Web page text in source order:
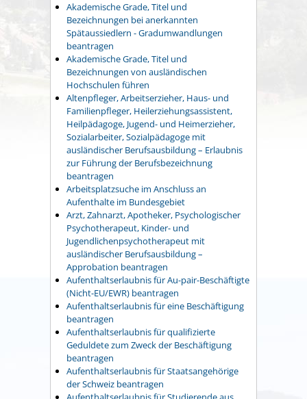
Akademische Grade, Titel und
Bezeichnungen bei anerkannten
Spätaussiedlern - Gradumwandlungen
beantragen
Akademische Grade, Titel und
Bezeichnungen von ausländischen
Hochschulen führen
Altenpfleger, Arbeitserzieher, Haus- und
Familienpfleger, Heilerziehungsassistent,
Heilpädagoge, Jugend- und Heimerzieher,
Sozialarbeiter, Sozialpädagoge mit
ausländischer Berufsausbildung – Erlaubnis
zur Führung der Berufsbezeichnung
beantragen
Arbeitsplatzsuche im Anschluss an
Aufenthalte im Bundesgebiet
Arzt, Zahnarzt, Apotheker, Psychologischer
Psychotherapeut, Kinder- und
Jugendlichenpsychotherapeut mit
ausländischer Berufsausbildung –
Approbation beantragen
Aufenthaltserlaubnis für Au-pair-Beschäftigte
(Nicht-EU/EWR) beantragen
Aufenthaltserlaubnis für eine Beschäftigung
beantragen
Aufenthaltserlaubnis für qualifizierte
Geduldete zum Zweck der Beschäftigung
beantragen
Aufenthaltserlaubnis für Staatsangehörige
der Schweiz beantragen